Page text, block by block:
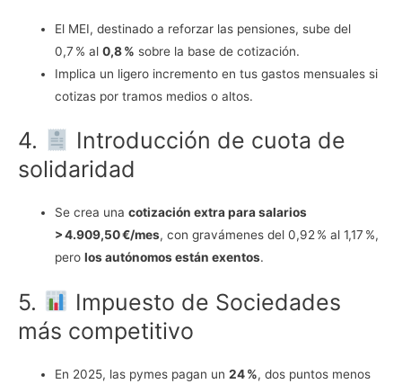
El MEI, destinado a reforzar las pensiones, sube del
0,7 % al0,8 % sobre la base de cotización.
Implica un ligero incremento en tus gastos mensuales si
cotizas por tramos medios o altos.
4.
Introducción de cuota de
solidaridad
Se crea unacotización extra para salarios
> 4.909,50 €/mes, con gravámenes del 0,92 % al 1,17 %,
perolos autónomos están exentos.
5.
Impuesto de Sociedades
más competitivo
En 2025, las pymes pagan un24 %, dos puntos menos